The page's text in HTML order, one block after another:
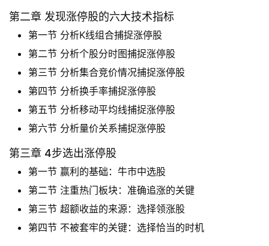
首
页
商
课
投
资
入
第二章 发现涨停股的六大技术指标
第一节 分析K线组合捕捉涨停股
第二节 分析个股分时图捕捉涨停股
第三节 分析集合竞价情况捕捉涨停股
第四节 分析换手率捕捉涨停股
第五节 分析移动平均线捕捉涨停股
第六节 分析量价关系捕捉涨停股
第三章 4步选出涨停股
第一节 赢利的基础：牛市中选股
第二节 注重热门板块：准确追涨的关键
第三节 超额收益的来源：选择领涨股
第四节 不被套牢的关键：选择恰当的时机